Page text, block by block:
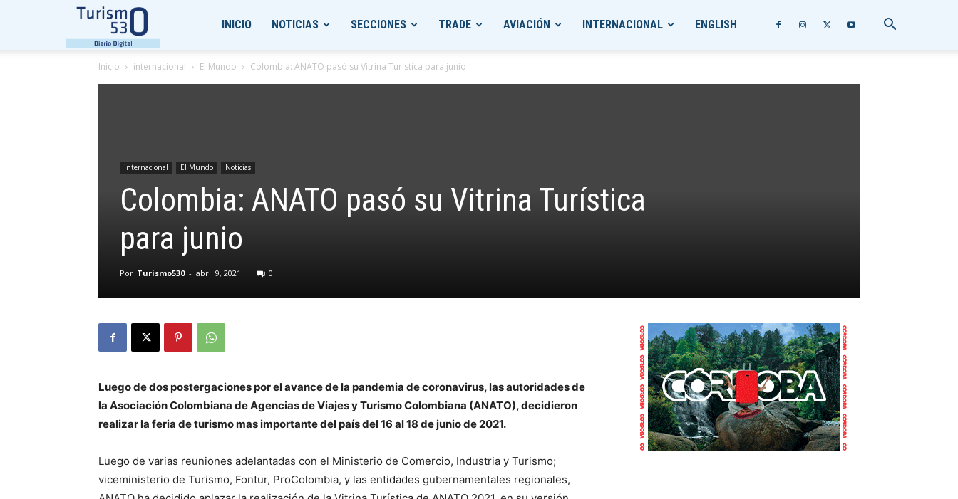
INICIO NOTICIAS SECCIONES TRADE AVIACIÓN INTERNACIONAL ENGLISH
Inicio internacional El Mundo Colombia: ANATO pasó su Vitrina Turística para junio
internacional El Mundo Noticias
Colombia: ANATO pasó su Vitrina Turística
para junio
Por Turismo530 - abril 9, 2021 0
Luego de dos postergaciones por el avance de la pandemia de coronavirus, las autoridades de
la Asociación Colombiana de Agencias de Viajes y Turismo Colombiana (ANATO), decidieron
realizar la feria de turismo mas importante del país del 16 al 18 de junio de 2021.
Luego de varias reuniones adelantadas con el Ministerio de Comercio, Industria y Turismo;
viceministerio de Turismo, Fontur, ProColombia, y las entidades gubernamentales regionales,